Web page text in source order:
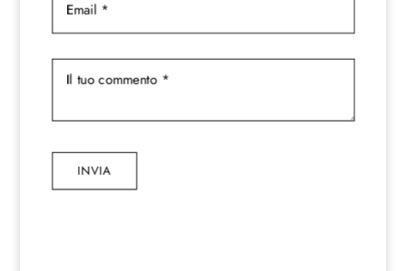
INVIA